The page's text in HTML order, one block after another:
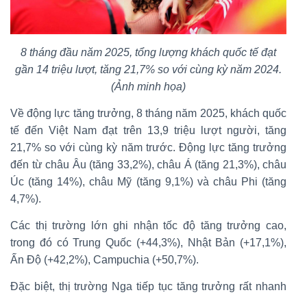
8 tháng đầu năm 2025, tổng lượng khách quốc tế đạt
gần 14 triệu lượt, tăng 21,7% so với cùng kỳ năm 2024.
(Ảnh minh họa)
Về động lực tăng trưởng, 8 tháng năm 2025, khách quốc
tế đến Việt Nam đạt trên 13,9 triệu lượt người, tăng
21,7% so với cùng kỳ năm trước. Động lực tăng trưởng
đến từ châu Âu (tăng 33,2%), châu Á (tăng 21,3%), châu
Úc (tăng 14%), châu Mỹ (tăng 9,1%) và châu Phi (tăng
4,7%).
Các thị trường lớn ghi nhận tốc độ tăng trưởng cao,
trong đó có Trung Quốc (+44,3%), Nhật Bản (+17,1%),
Ấn Độ (+42,2%), Campuchia (+50,7%).
Đặc biệt, thị trường Nga tiếp tục tăng trưởng rất nhanh